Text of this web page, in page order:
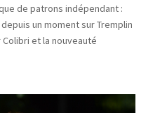
de patrons indépendant :
un moment sur Tremplin
et la nouveauté